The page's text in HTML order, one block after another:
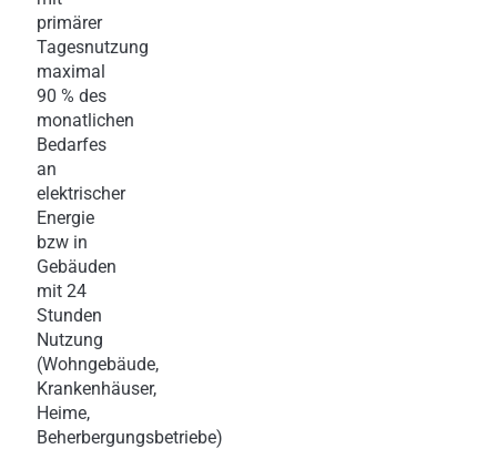
primärer
Tagesnutzung
maximal
90 % des
monatlichen
Bedarfes
an
elektrischer
Energie
bzw in
Gebäuden
mit 24
Stunden
Nutzung
(Wohngebäude,
Krankenhäuser,
Heime,
Beherbergungsbetriebe)